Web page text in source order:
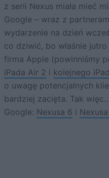
z serii Nexus miała mieć
Google – wraz z
wydarzenie na dzień
co dziwić, bo właśnie
firma Apple (powinniśmy
iPada Air 2 i kolejnego
o uwagę potencjalnych
bardziej zacięta. Tak
Google: Nexusa 6 i